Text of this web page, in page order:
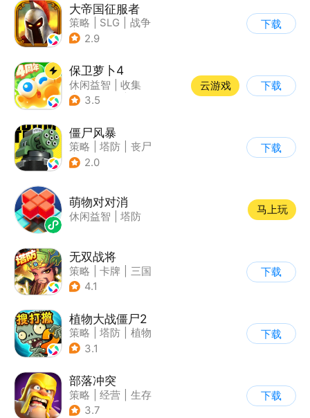
大帝国征服者
策略 SLG
战争
| 帝国时代
2.9
下载
保卫萝卜4
休闲益智
收集
| 保卫萝卜
3.5
云游戏 下载
僵尸风暴
策略 塔防
丧尸
| 卡通
2.0
下载
萌物对对消
休闲益智 塔防
马上玩
无双战将
策略 卡牌
三国
| 中国风
4.1
下载
植物大战僵尸2
策略 塔防
植物
| 植物大战僵尸
3.1
下载
部落冲突
策略 经营
生存
| 部落冲突
3.7
下载